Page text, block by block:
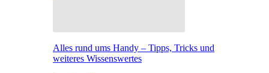
Alles rund ums Handy – Tipps, Tricks und
weiteres Wissenswertes